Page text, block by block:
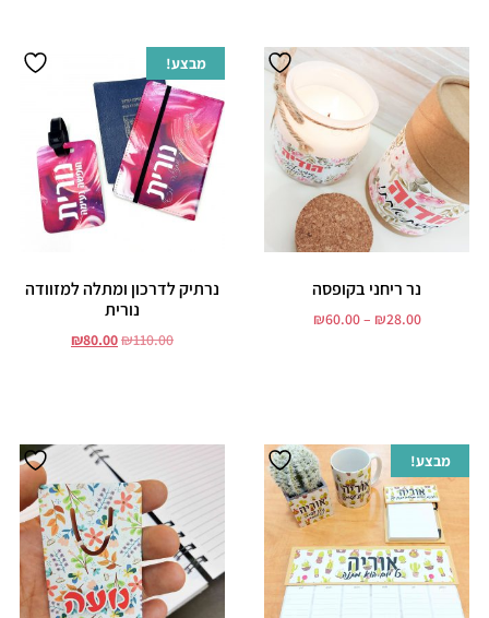
נר ריחני בקופסה
₪28.00
–
₪60.00
מבצע!
נרתיק לדרכון ומתלה למזוודה
נורית
₪110.00
₪80.00
מבצע!